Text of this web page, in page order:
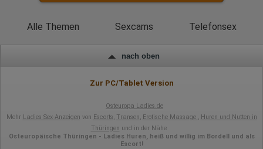
Alle Themen Sexcams Telefonsex
nach oben
Zur PC/Tablet Version
Osteuropa Ladies.de
Mehr Ladies Sex-Anzeigen von Escorts, Transen, Erotische Massage , Huren und Nutten in
Thüringen und in der Nähe
Osteuropäische Thüringen - Ladies Huren, heiß und willig im Bordell und als
Escort!